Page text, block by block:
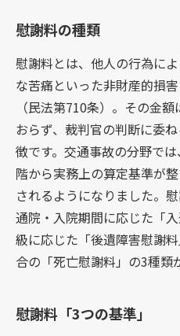
慰謝料の種類
慰謝料とは、他人の行為に
な苦痛といった非財産的損
（民法第710条）。その金
おらず、裁判官の判断に委
徴です。交通事故の分野で
階から実務上の算定基準が
されるようになりました。
通院・入院期間に応じた「
級に応じた「後遺障害慰謝
合の「死亡慰謝料」の3種類
慰謝料「3つの基準」